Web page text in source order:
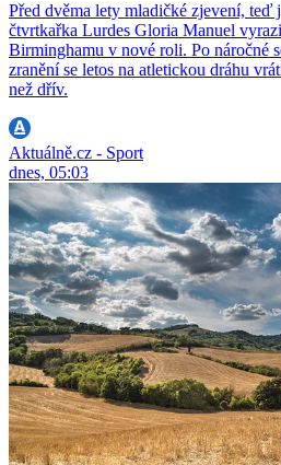
Před dvěma lety mladičké zjevení, teď
čtvrtkařka Lurdes Gloria Manuel
Birminghamu v nové roli. Po náročné
zranění se letos na atletickou dráhu
než dřív.
Aktuálně.cz - Sport
dnes, 05:03